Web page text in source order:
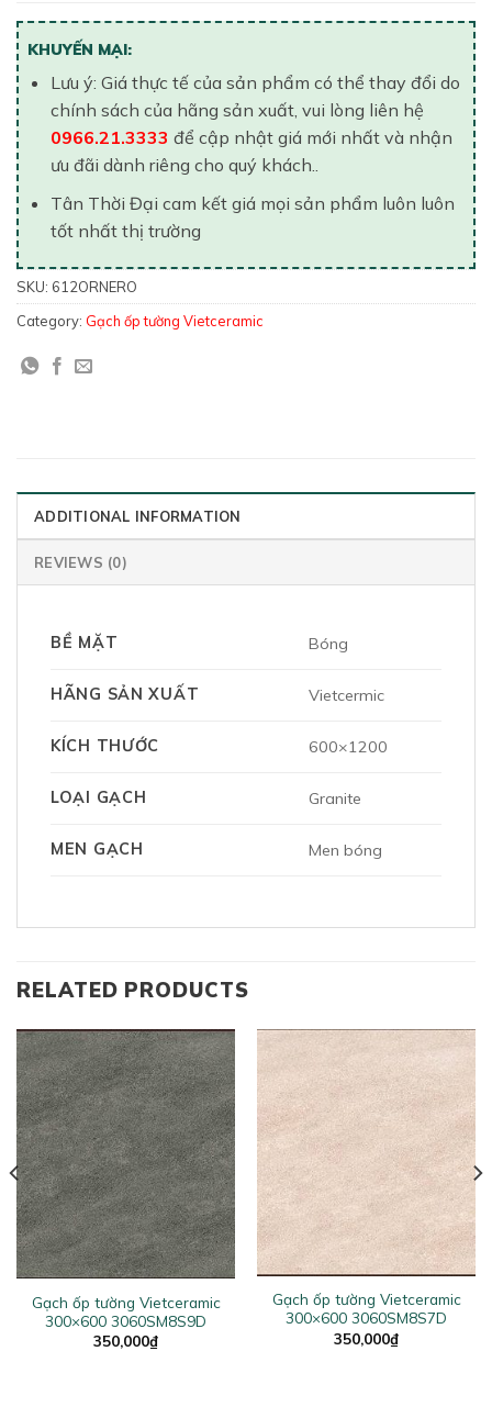
KHUYẾN MẠI:
Lưu ý: Giá thực tế của sản phẩm có thể thay đổi do
chính sách của hãng sản xuất, vui lòng liên hệ
0966.21.3333 để cập nhật giá mới nhất và nhận
ưu đãi dành riêng cho quý khách..
Tân Thời Đại cam kết giá mọi sản phẩm luôn luôn
tốt nhất thị trường
SKU: 612ORNERO
Category: Gạch ốp tường Vietceramic
ADDITIONAL INFORMATION
REVIEWS (0)
BỀ MẶT Bóng
HÃNG SẢN XUẤT Vietcermic
KÍCH THƯỚC 600×1200
LOẠI GẠCH Granite
MEN GẠCH Men bóng
RELATED PRODUCTS
Gạch ốp tường Vietceramic
300×600 3060SM8S9D
350,000₫
Gạch ốp tường Vietceramic
300×600 3060SM8S7D
350,000₫